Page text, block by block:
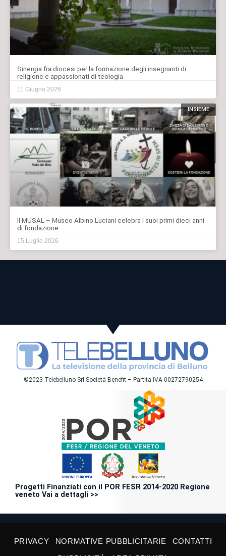
Sinergia fra diocesi per la formazione degli insegnanti di
religione e appassionati di teologia
11 Giugno 2026
INSIEME
Il MUSAL – Museo Albino Luciani celebra i suoi primi dieci anni
di fondazione
15 Luglio 2026
©2023 Telebelluno Srl Società Benefit – Partita IVA 00272790254
Progetti Finanziati con il POR FESR 2014-2020 Regione
veneto Vai a dettagli >>
PRIVACY NORMATIVE PUBBLICITARIE
CONTATTI